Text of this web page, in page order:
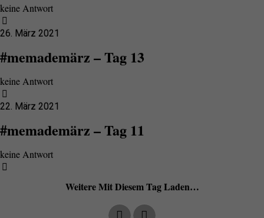
keine Antwort
26. März 2021
#memademärz – Tag 13
keine Antwort
22. März 2021
#memademärz – Tag 11
keine Antwort
Weitere Mit Diesem Tag Laden…